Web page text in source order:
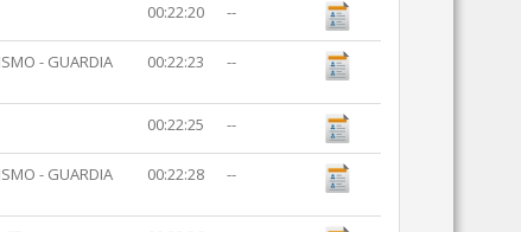
00:22:20 --
- GUARDIA
00:22:23 --
00:22:25 --
- GUARDIA
00:22:28 --